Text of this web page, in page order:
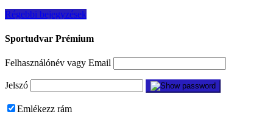
Bejegyzés
navigáció
Régebbi bejegyzések
Sportudvar Prémium
Felhasználónév vagy Email
Jelszó
Emlékezz rám